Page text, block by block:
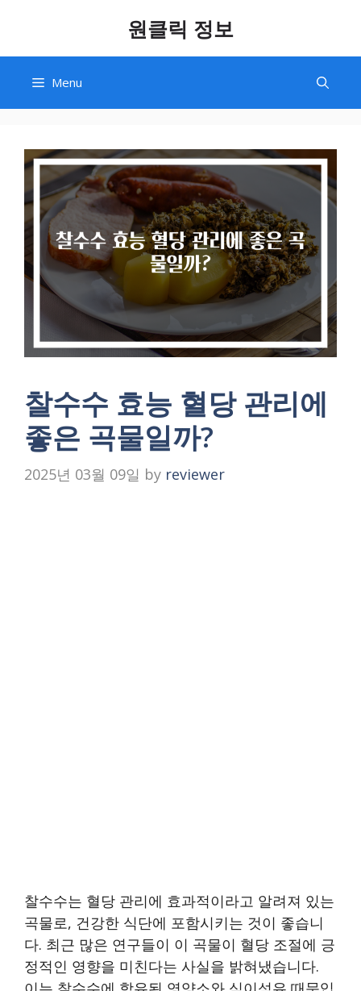
content
원클릭 정보
Menu
찰수수 효능 혈당 관리에
좋은 곡물일까?
2025년 03월 09일 by reviewer
찰수수는 혈당 관리에 효과적이라고 알려져 있는
곡물로, 건강한 식단에 포함시키는 것이 좋습니
다. 최근 많은 연구들이 이 곡물이 혈당 조절에 긍
정적인 영향을 미친다는 사실을 밝혀냈습니다.